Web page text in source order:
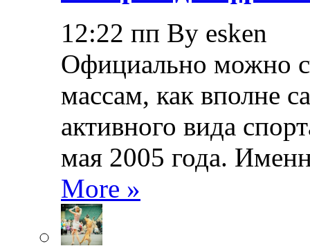
12:22 пп By esken
Официально можно
массам, как вполне
активного вида
мая 2005 года.
More »